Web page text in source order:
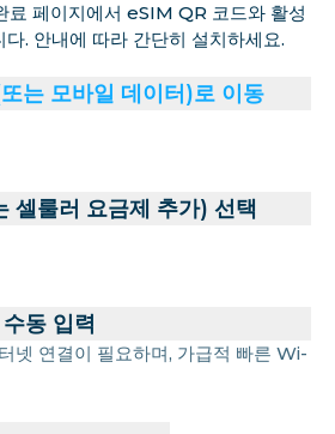
료 페이지에서 eSIM QR 코드와 활성
. 안내에 따라 간단히 설치하세요.
는 모바일 데이터)로 이동
셀룰러 요금제 추가) 선택
동 입력
넷 연결이 필요하며, 가급적 빠른 Wi-